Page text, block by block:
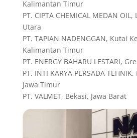
Kalimantan Timur
PT. CIPTA CHEMICAL MEDAN
Utara
PT. TAPIAN NADENGGAN, Kutai
Kalimantan Timur
PT. ENERGY BAHARU LESTARI,
PT. INTI KARYA PERSADA
Jawa Timur
PT. VALMET, Bekasi, Jawa Barat